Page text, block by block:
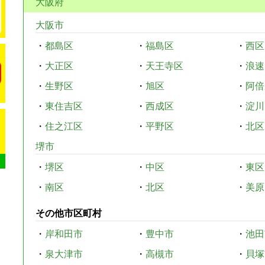
大阪府
大阪市
・ 都島区 ・ 福島区 ・ 西区
・ 大正区 ・ 天王寺区 ・ 浪
・ 生野区 ・ 旭区 ・ 阿
・ 東住吉区 ・ 西成区 ・ 淀
・ 住之江区 ・ 平野区 ・ 北区
堺市
・ 堺区 ・ 中区 ・ 東区
・ 南区 ・ 北区 ・ 美
その他市区町村
・ 岸和田市 ・ 豊中市 ・ 池
・ 泉大津市 ・ 高槻市 ・ 貝